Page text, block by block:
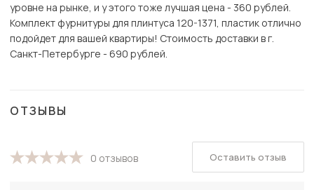
уровне на рынке, и у этого тоже лучшая цена - 360 рублей.
Комплект фурнитуры для плинтуса 120-1371, пластик отлично
подойдет для вашей квартиры! Стоимость доставки в г.
Санкт-Петербурге - 690 рублей.
ОТЗЫВЫ
0 отзывов Оставить отзыв